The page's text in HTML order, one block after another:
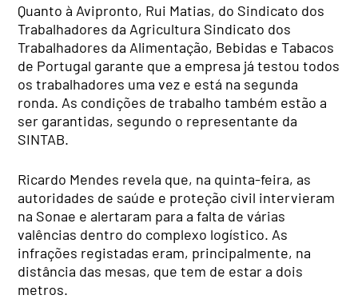
Quanto à Avipronto, Rui Matias, do Sindicato dos
Trabalhadores da Agricultura Sindicato dos
Trabalhadores da Alimentação, Bebidas e Tabacos
de Portugal garante que a empresa já testou todos
os trabalhadores uma vez e está na segunda
ronda. As condições de trabalho também estão a
ser garantidas, segundo o representante da
SINTAB.
Ricardo Mendes revela que, na quinta-feira, as
autoridades de saúde e proteção civil intervieram
na Sonae e alertaram para a falta de várias
valências dentro do complexo logístico. As
infrações registadas eram, principalmente, na
distância das mesas, que tem de estar a dois
metros.